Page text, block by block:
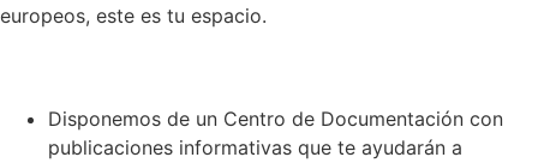
europeos, este es tu espacio.
Disponemos de un Centro de Documentación con
publicaciones informativas que te ayudarán a